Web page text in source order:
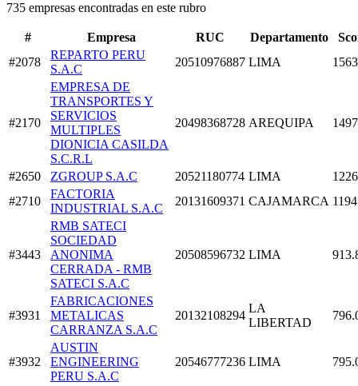
735 empresas encontradas en este rubro
# Empresa RUC Departamento
#2078
REPARTO PERU
S.A.C
20510976887 LIMA
#2170
EMPRESA DE
TRANSPORTES Y
SERVICIOS
MULTIPLES
DIONICIA CASILDA
S.C.R.L
20498368728 AREQUIPA
#2650 ZGROUP S.A.C 20521180774 LIMA
#2710
FACTORIA
INDUSTRIAL S.A.C
20131609371 CAJAMARCA
#3443
RMB SATECI
SOCIEDAD
ANONIMA
CERRADA - RMB
SATECI S.A.C
20508596732 LIMA
#3931
FABRICACIONES
METALICAS
CARRANZA S.A.C
20132108294
LA
LIBERTAD
#3932
AUSTIN
ENGINEERING
PERU S.A.C
20546777236 LIMA